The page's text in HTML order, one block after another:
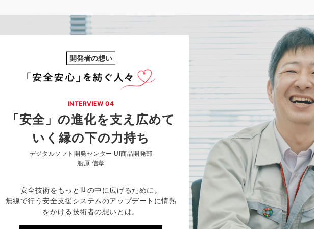
開発者の想い
INTERVIEW 04
「安全」の進化を支え 広めて
いく縁の下の力持ち
デジタルソフト開発センター UI商品開発部
船原 信孝
安全技術をもっと世の中に広げるために。
無線で行う安全支援システムのアップデートに情熱
をかける技術者の想いとは。